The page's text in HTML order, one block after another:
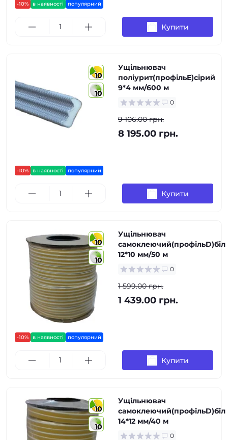
-10% в наявності популярний
Купити
10
10
-10% в наявності популярний
Ущільнювач
поліурит(профільЕ)сірий
9*4 мм/600 м
0
9 106.00 грн.
8 195.00 грн.
Купити
10
10
-10% в наявності популярний
Ущільнювач
самоклеючий(профільD)біл
12*10 мм/50 м
0
1 599.00 грн.
1 439.00 грн.
Купити
10
10
Ущільнювач
самоклеючий(профільD)біл
14*12 мм/40 м
0